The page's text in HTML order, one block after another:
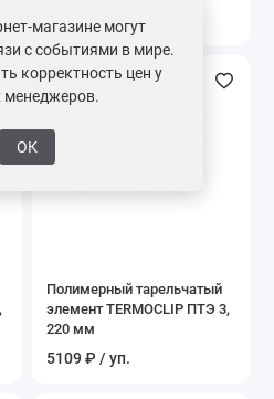
12800 ₽ / уп.
Полимерный тарельчатый
элемент TERMOCLIP ПТЭ 3,
220 мм
5109 ₽ / уп.
магазине могут
с событиями в мире.
корректность цен у
менеджеров.
ОК